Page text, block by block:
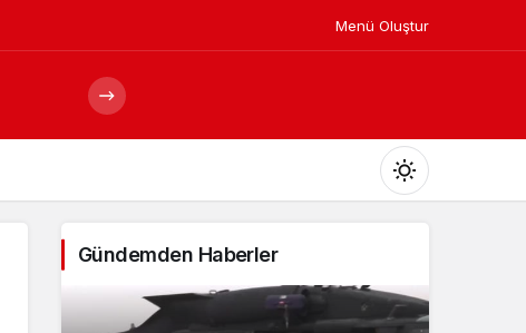
Menü Oluştur
Mod
değiştir
Gündemden Haberler